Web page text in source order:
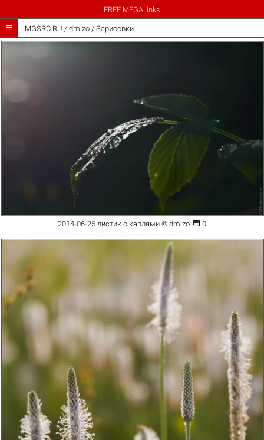
FREE MEGA links
 iMGSRC.RU / dmizo/ Зарисовки
2014-06-25 листик с каплями © dmizo  0